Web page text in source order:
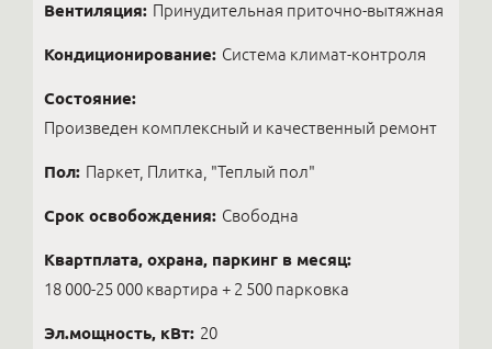
Вентиляция: Принудительная приточно-вытяжная
Кондиционирование: Система климат-контроля
Состояние:
Произведен комплексный и качественный ремонт
Пол: Паркет, Плитка, "Теплый пол"
Срок освобождения: Свободна
Квартплата, охрана, паркинг в месяц:
18 000-25 000 квартира + 2 500 парковка
Эл.мощность, кВт: 20